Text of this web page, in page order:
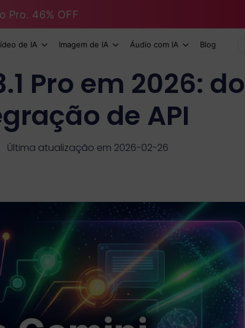
Pro. 46% OFF
de IA Imagem de IA Áudio com IA Blog
Pro em 2026: do
de API
Última atualização em 2026-02-26